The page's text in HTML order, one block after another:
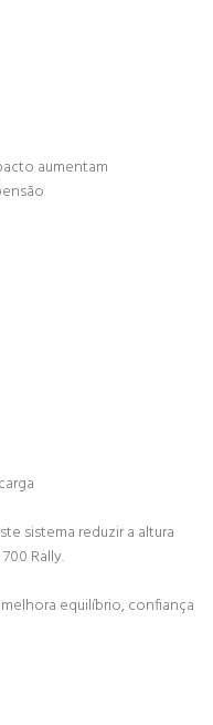
aumentam
sistema reduzir a altura
Rally.
equilíbrio, confiança